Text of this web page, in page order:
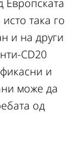
Европската
така го
и на други
CD20
и
може да
од